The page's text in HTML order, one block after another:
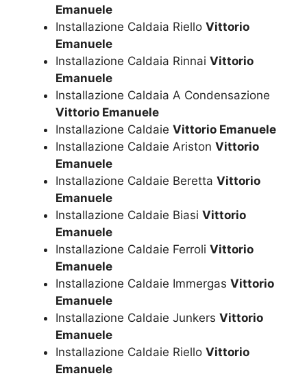
Emanuele
Installazione Caldaia Riello Vittorio
Emanuele
Installazione Caldaia Rinnai Vittorio
Emanuele
Installazione Caldaia A Condensazione
Vittorio Emanuele
Installazione Caldaie Vittorio Emanuele
Installazione Caldaie Ariston Vittorio
Emanuele
Installazione Caldaie Beretta Vittorio
Emanuele
Installazione Caldaie Biasi Vittorio
Emanuele
Installazione Caldaie Ferroli Vittorio
Emanuele
Installazione Caldaie Immergas Vittorio
Emanuele
Installazione Caldaie Junkers Vittorio
Emanuele
Installazione Caldaie Riello Vittorio
Emanuele